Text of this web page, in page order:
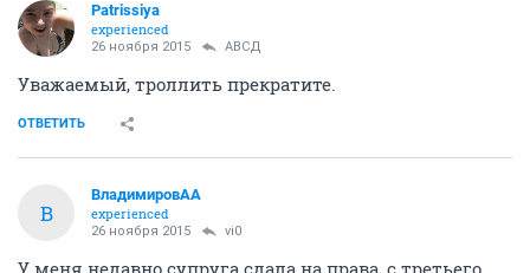
Patrissiya
experienced
26 ноября 2015 АВСД
Уважаемый, троллить прекратите.
ОТВЕТИТЬ
В
ВладимировАА
experienced
26 ноября 2015 vi0